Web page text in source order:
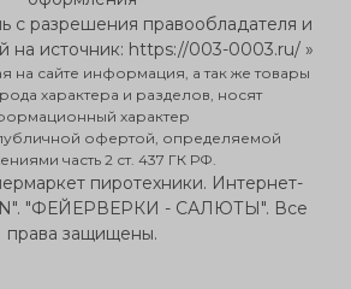
с разрешения правообладателя и
на источник: https://003-0003.ru/ »
на сайте информация, а так же товары
характера и разделов, носят
характер
офертой, определяемой
часть 2 ст. 437 ГК РФ.
пиротехники. Интернет-
"ФЕЙЕРВЕРКИ - САЛЮТЫ". Все
права защищены.